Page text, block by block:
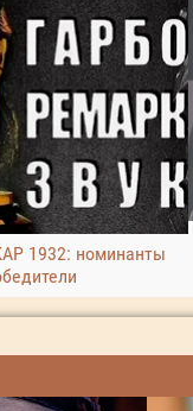
1932: номинанты